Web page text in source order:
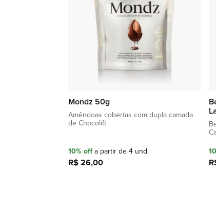
Mondz 50g
Amêndoas cobertas com dupla camada
de Chocolift
10% offa partir de 4 und.
R$ 26,00